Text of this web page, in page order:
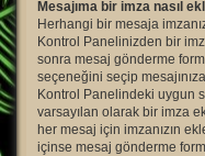
Mesajıma bir imza nasıl
Herhangi bir mesaja
Kontrol Panelinizden bir
sonra mesaj gönderme
seçeneğini seçip
Kontrol Panelindeki uygun
varsayılan olarak bir imza
her mesaj için imzanızın
içinse mesaj gönderme